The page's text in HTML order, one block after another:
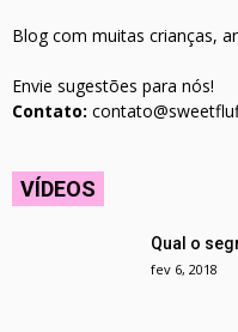
Blog com muitas crianças,
Envie sugestões para nós!
Contato:
VÍDEOS
Qual o
fev 6, 2018